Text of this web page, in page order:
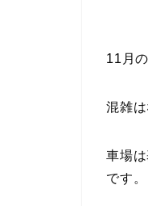
11月
混雑
車場
です。